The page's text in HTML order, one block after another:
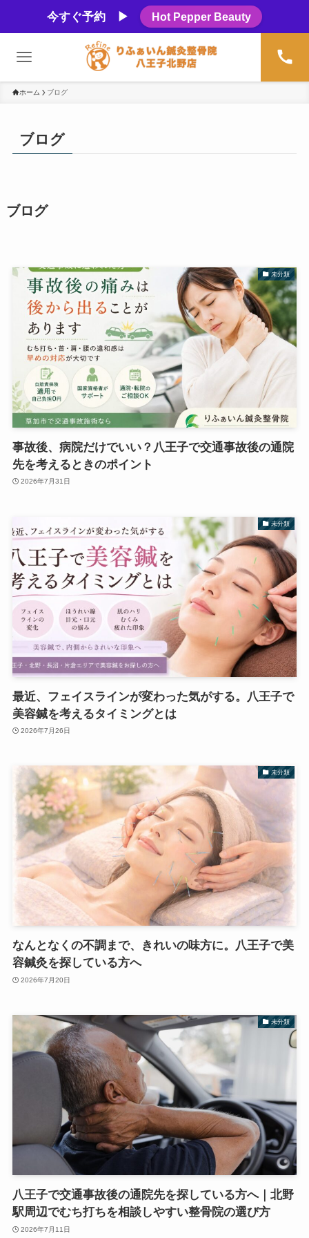
今すぐ予約 ▶ Hot Pepper Beauty
ホーム ブログ
ブログ
ブログ
未分類
事故後、病院だけでいい？八王子で交通事故後の通院
先を考えるときのポイント
2026年7月31日
未分類
最近、フェイスラインが変わった気がする。八王子で
美容鍼を考えるタイミングとは
2026年7月26日
未分類
なんとなくの不調まで、きれいの味方に。八王子で美
容鍼灸を探している方へ
2026年7月20日
未分類
八王子で交通事故後の通院先を探している方へ｜北野
駅周辺でむち打ちを相談しやすい整骨院の選び方
2026年7月11日